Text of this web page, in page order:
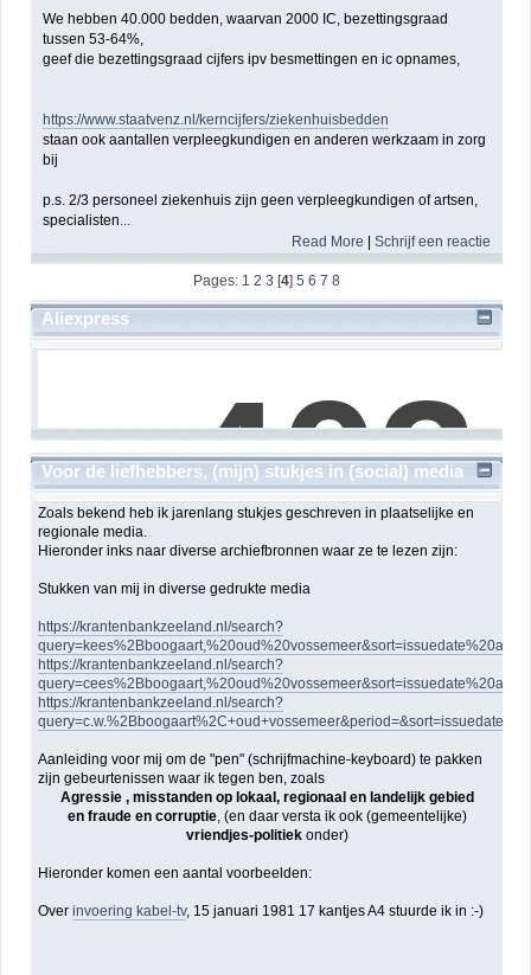
We hebben 40.000 bedden, waarvan 2000 IC, bezettingsgraad
tussen 53-64%,
geef die bezettingsgraad cijfers ipv besmettingen en ic opnames,
https://www.staatvenz.nl/kerncijfers/ziekenhuisbedden
staan ook aantallen verpleegkundigen en anderen werkzaam in zorg
bij
p.s. 2/3 personeel ziekenhuis zijn geen verpleegkundigen of artsen,
specialisten...
Read More |Schrijf een reactie
Pages: 1 2 3 [4] 5 6 7 8
Aliexpress
Voor de liefhebbers, (mijn) stukjes in (social) media
Zoals bekend heb ik jarenlang stukjes geschreven in plaatselijke en
regionale media.
Hieronder inks naar diverse archiefbronnen waar ze te lezen zijn:
Stukken van mij in diverse gedrukte media
https://krantenbankzeeland.nl/search?
https://krantenbankzeeland.nl/search?
https://krantenbankzeeland.nl/search?
Aanleiding voor mij om de "pen" (schrijfmachine-keyboard) te pakken
zijn gebeurtenissen waar ik tegen ben, zoals
Agressie , misstanden op lokaal, regionaal en landelijk gebied
en fraude en corruptie, (en daar versta ik ook (gemeentelijke)
vriendjes-politiekonder)
Hieronder komen een aantal voorbeelden:
Overinvoering kabel-tv, 15 januari 1981 17 kantjes A4 stuurde ik in :-)